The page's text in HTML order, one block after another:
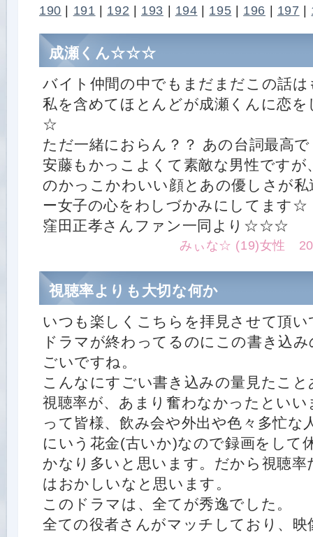
190 | 191 | 192 | 193 | 194 | 195 | 196 | 197 |
成瀬くん☆☆☆
バイト仲間の中でもまだまだこの話
私を含めてほとんどが成瀬くんに恋
☆
ただ一緒におらん？？ あの台詞最高
安藤もかっこよくて素敵な男性ですが
のかっこかわいい顔とあの優しさが
ー女子の心をわしづかみにしてます☆
窪田正孝さんファン一同より☆☆☆
みぃな☆ (19)女性
視聴率よりも大切な何か
いつも楽しくこちらを拝見させて頂
ドラマが終わってるのにこの書き込
ごいですね。
こんなにすごい書き込みの量見たこ
視聴率が、あまり奮わなかったといい
って皆様、飲み会や外出や色々多忙な
にいう花金(古いか)なので録画をして
かなり多いと思います。だから視聴
はおかしいなと思います。
このドラマは、全てが秀逸でした。
全ての役者さんがマッチしており、映